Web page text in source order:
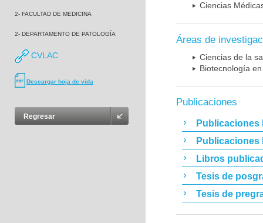
2- FACULTAD DE MEDICINA
2- DEPARTAMENTO DE PATOLOGÍA
CVLAC
Descargar hoja de vida
Regresar
Ciencias
Áreas de
Ciencias de la
Biotecnología
Publicaciones
Publicaciones
Publicaciones
Libros
Tesis de
Tesis de